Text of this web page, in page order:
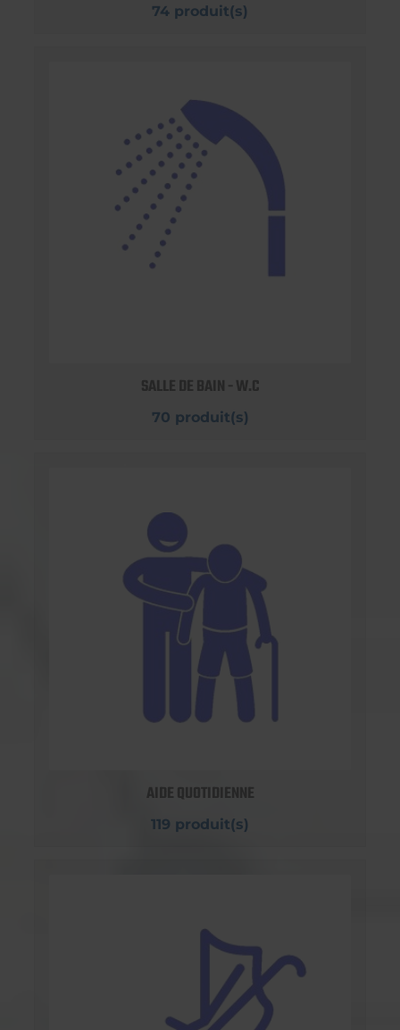
74 produit(s)
SALLE DE BAIN - W.C
70 produit(s)
AIDE QUOTIDIENNE
119 produit(s)